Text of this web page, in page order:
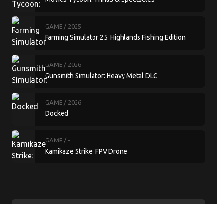
GAME / 2025
Farming Simulator 25: Highlands Fishing Edition
GAME / 2026
Gunsmith Simulator: Heavy Metal DLC
GAME / 2026
Docked
GAME / -
Kamikaze Strike: FPV Drone